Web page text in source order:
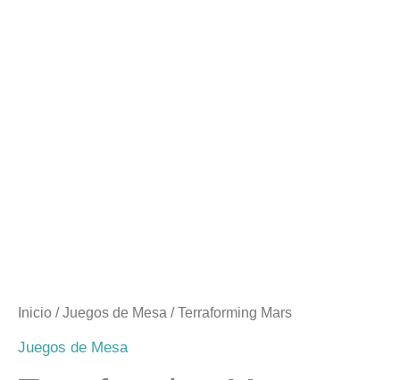
Inicio /Juegos de Mesa / Terraforming Mars
Juegos de Mesa